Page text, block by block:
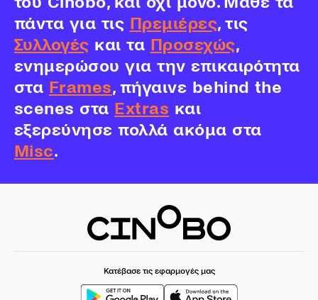
πάντα για τις Πρεμιέρες, τις
Συλλογές και τα Προσεχώς,
ενημερώσου για την επικαιρότητα
στα Frames, πήγαινε behind the
scenes στα Extras και
εξερεύνησε πολλά ακόμα στα
Misc.
Κατέβασε τις εφαρμογές μας